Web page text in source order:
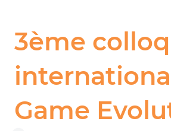
3ème
Game